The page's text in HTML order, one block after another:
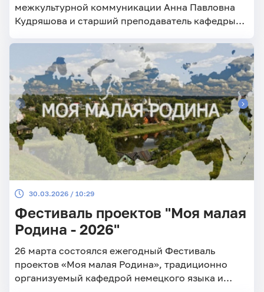
межкультурной коммуникации Анна Павловна
Кудряшова и старший преподаватель кафедры
Елена Николаевна Горбунова приняли участие в
работе экспертного жюри IV региональной
конференции «Научный потенциал XXI века».
30.03.2026 / 10:29
Фестиваль проектов "Моя малая
Родина - 2026"
26 марта состоялся ежегодный Фестиваль
проектов «Моя малая Родина», традиционно
организуемый кафедрой немецкого языка и